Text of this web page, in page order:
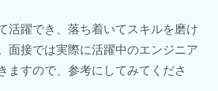
活躍でき、落ち着いてスキルを磨け
面接では実際に活躍中のエンジニア
ますので、参考にしてみてくださ